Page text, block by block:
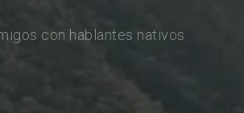
con hablantes nativos